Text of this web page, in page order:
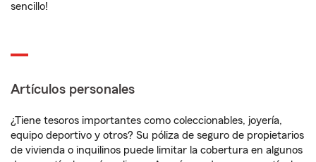
sencillo!
Artículos personales
¿Tiene tesoros importantes como coleccionables, joyería,
equipo deportivo y otros? Su póliza de seguro de propietarios
de vivienda o inquilinos puede limitar la cobertura en algunos